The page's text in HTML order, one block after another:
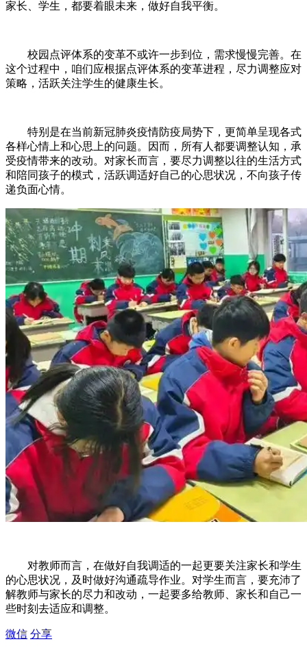
家长、学生，都要着眼未来，做好自我平衡。
校园点评体系的变革不或许一步到位，需求慢慢完善。在
这个过程中，咱们应根据点评体系的变革进程，尽力调整应对
策略，活跃关注学生的健康生长。
特别是在当前新冠肺炎疫情防疫局势下，更简单呈现各式
各样心情上和心思上的问题。因而，所有人都要调整认知，承
受疫情带来的改动。对家长而言，要尽力调整以往的生活方式
和陪同孩子的模式，活跃调适好自己的心思状况，不向孩子传
递负面心情。
对教师而言，在做好自我调适的一起更要关注家长和学生
的心思状况，及时做好沟通疏导作业。对学生而言，要充沛了
解教师与家长的尽力和改动，一起要多给教师、家长和自己一
些时刻去适应和调整。
微信 分享